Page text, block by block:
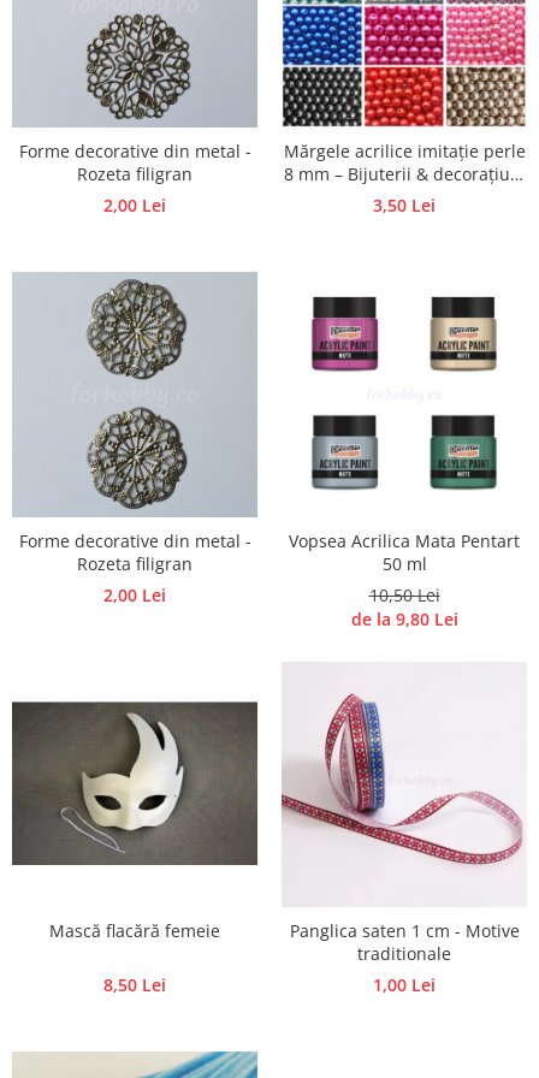
Carton/Hartie efecte speciale
Carton/Hartie Scrapbooking
Carton/Hartie unicolor
Hartie creponata
Hartie reciclata/manuala
Rame, albume, notesuri
Forme/Figurine carton
Panglici, snururi, sarma
Dantela
Panglici craciun
Stampile, sigilii
Stampile silicon
Ustensile, aparate
Forme decorative din metal -
Rozeta filigran
2,00 Lei
Mărgele acrilice imitație perle
8 mm – Bijuterii & decorațiuni
handmade
3,50 Lei
Forme decorative din metal -
Rozeta filigran
2,00 Lei
Vopsea Acrilica Mata Pentart
50 ml
10,50 Lei
de la 9,80 Lei
Mască flacără femeie
8,50 Lei
Panglica saten 1 cm - Motive
traditionale
1,00 Lei